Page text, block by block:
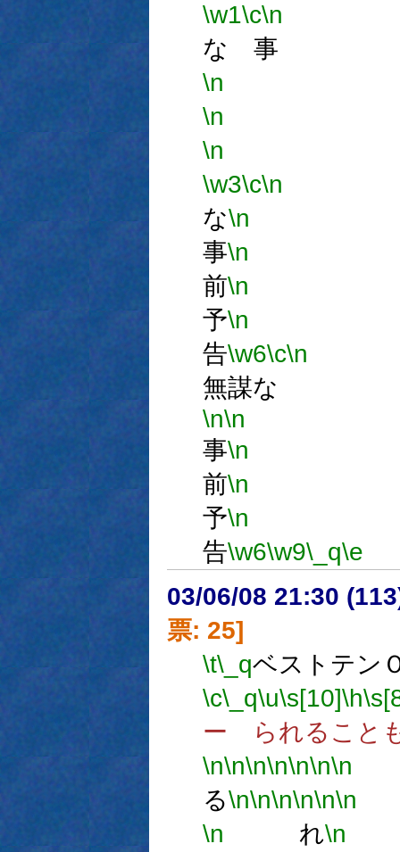
\w1\c\n
な 事
\n
\n
\n
\w3\c\n
な\n
事\n
前\n
予\n
告\w6\c\n
無謀な
\n\n
事\n
前\n
予\n
告\w6\w9\_q\e
03/06/08 21:30
票: 25]
\t\_qベストテン
\c\_q\u\s[10]\h
ー られること
\n\n\n\n\n\n\n
る\n\n\n\n\n\n
\n れ\n